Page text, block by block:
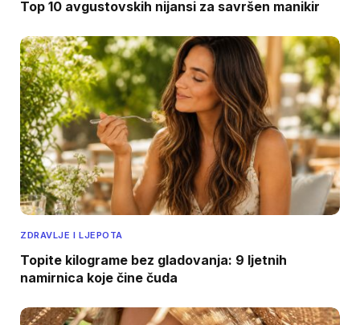
Top 10 avgustovskih nijansi za savršen manikir
ZDRAVLJE I LJEPOTA
Topite kilograme bez gladovanja: 9 ljetnih
namirnica koje čine čuda